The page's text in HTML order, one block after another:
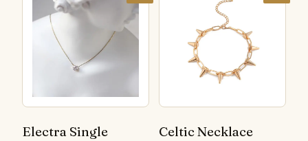
Electra Single
Celtic Necklace